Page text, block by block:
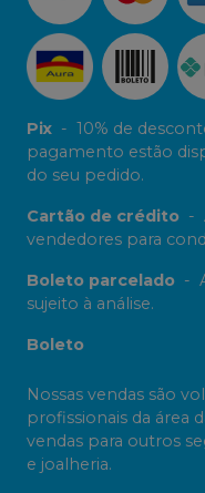
Pix - 10% de
pagamento estão
do seu pedido.
Cartão de crédito -
vendedores para
Boleto parcelado -
sujeito à análise.
Boleto
Nossas vendas são
profissionais da área
vendas para outros
e joalheria.